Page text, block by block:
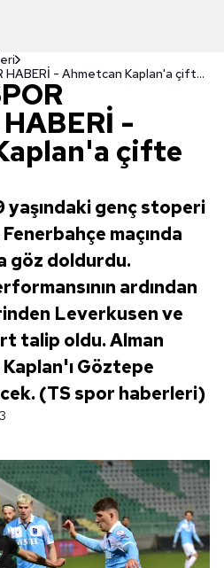
TRABZONSPOR TRANSFER HABERİ - Ahmetcan Kaplan'a çifte talip!
-
çifte
yaşındaki genç stoperi
maçında
göz doldurdu.
ardından
Leverkusen ve
talip oldu. Alman
Göztepe
(TS spor haberleri)